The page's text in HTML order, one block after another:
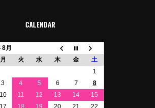
CALENDAR
月
月 火 水 木 金
土
1
3 4 5 6 7
8
10 11 12 13 14
15
17 18 19 20 21 22